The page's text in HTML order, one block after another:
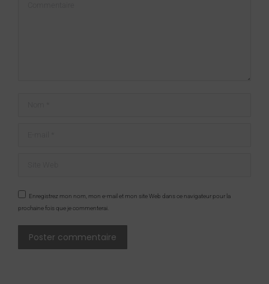
Enregistrez mon nom, mon e-mail et mon site Web dans ce navigateur pour la
prochaine fois que je commenterai.
Poster commentaire